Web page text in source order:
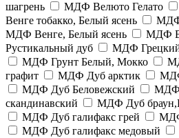
шагрень
МДФ Велюто Гелато
Венге тобакко, Белый ясень
МДФ
МДФ Венге, Белый ясень
МДФ
Рустикальный дуб
МДФ
МДФ Грунт Белый, Мокко
графит
МДФ Дуб арктик
МДФ Дуб Беловежский
МДФ
скандинавский
МДФ Дуб
МДФ Дуб галифакс грей
МДФ Дуб галифакс медовый